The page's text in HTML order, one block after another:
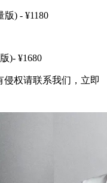
) - ¥1180
)- ¥1680
权请联系我们，立即